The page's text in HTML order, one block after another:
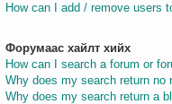
How can I add / remove users
Форумаас хайлт хийх
How can I search a forum or
Why does my search return no
Why does my search return a